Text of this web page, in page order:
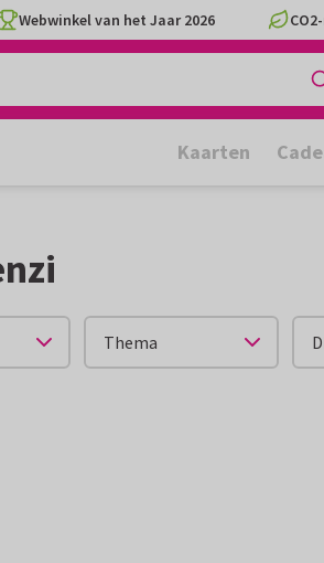
Webwinkel van het Jaar 2026
Kaarten
Thema